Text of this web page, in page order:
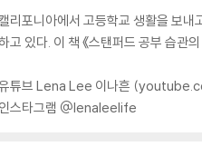
리포니아에서 고등학교 생활을 보내
고 있다. 이 책 《스탠퍼드 공부 습관
튜브 Lena Lee 이나흔
인스타그램 @lenaleelife